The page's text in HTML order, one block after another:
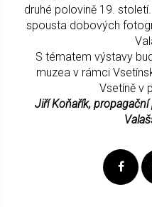
druhé polovině 19.
spousta dobových
S tématem výstavy
muzea v rámci
Vsetíně v
Jiří Koňařík,